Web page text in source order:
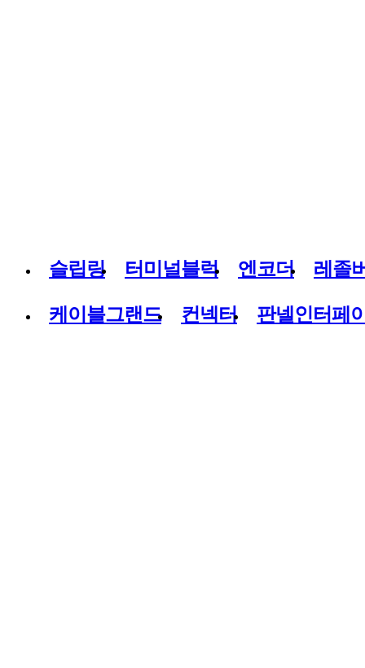
슬립링 터미널블럭 엔코더 레졸
케이블그랜드 컨넥터 판넬인터페